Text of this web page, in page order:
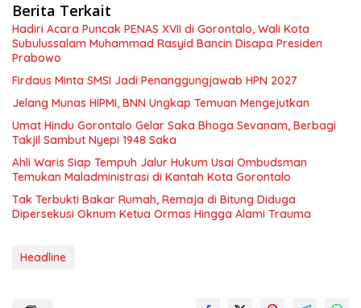
Berita Terkait
Hadiri Acara Puncak PENAS XVII di Gorontalo, Wali Kota
Subulussalam Muhammad Rasyid Bancin Disapa Presiden
Prabowo
Firdaus Minta SMSI Jadi Penanggungjawab HPN 2027
Jelang Munas HIPMI, BNN Ungkap Temuan Mengejutkan
Umat Hindu Gorontalo Gelar Saka Bhoga Sevanam, Berbagi
Takjil Sambut Nyepi 1948 Saka
Ahli Waris Siap Tempuh Jalur Hukum Usai Ombudsman
Temukan Maladministrasi di Kantah Kota Gorontalo
Tak Terbukti Bakar Rumah, Remaja di Bitung Diduga
Dipersekusi Oknum Ketua Ormas Hingga Alami Trauma
Headline